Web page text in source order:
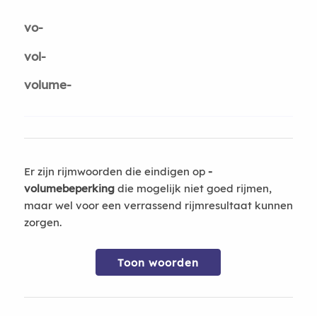
vo-
vol-
volume-
Er zijn rijmwoorden die eindigen op -
volumebeperkingdie mogelijk niet goed rijmen,
maar wel voor een verrassend rijmresultaat kunnen
zorgen.
Toon woorden